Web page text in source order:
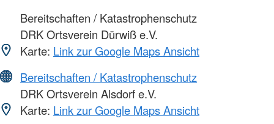
Bereitschaften / Katastrophenschutz
DRK Ortsverein Dürwiß e.V.
Karte: Link zur Google Maps Ansicht
Bereitschaften / Katastrophenschutz
DRK Ortsverein Alsdorf e.V.
Karte: Link zur Google Maps Ansicht